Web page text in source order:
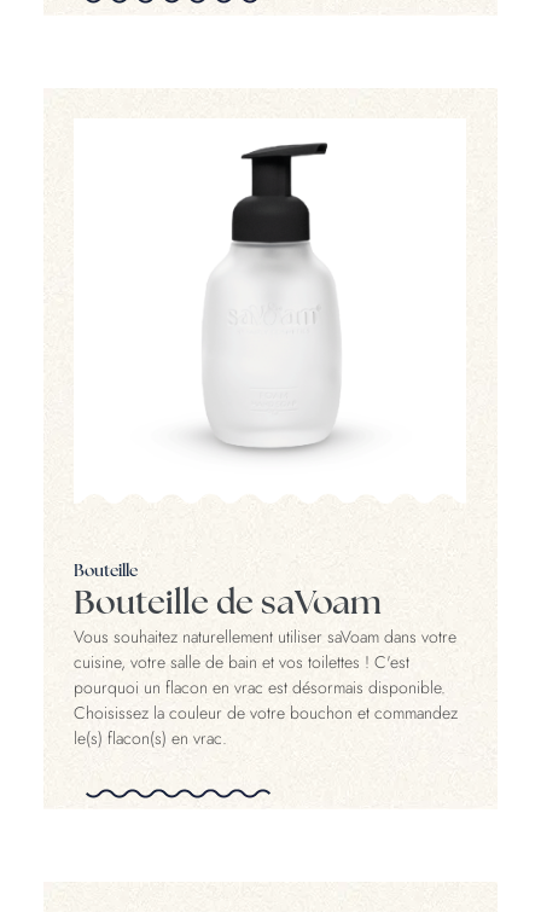
Bouteille
Bouteille de saVoam
Vous souhaitez naturellement utiliser saVoam dans votre
cuisine, votre salle de bain et vos toilettes ! C'est
pourquoi un flacon en vrac est désormais disponible.
Choisissez la couleur de votre bouchon et commandez
le(s) flacon(s) en vrac.